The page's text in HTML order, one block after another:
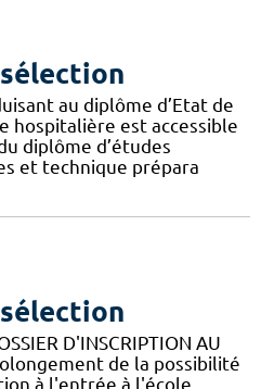
au diplôme d’Etat de
hospitalière est accessible
diplôme d’études
et technique prépara
D'INSCRIPTION AU
de la possibilité
à l'entrée à l'école